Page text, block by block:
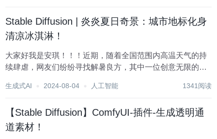
Stable Diffusion | 炎炎夏日奇景：城市地标化身
清凉冰淇淋！
大家好我是安琪！！！近期，随着全国范围内高温天气的持
续肆虐，网友们纷纷寻找解暑良方，其中一位创意无限的网
大众带来一场视觉上的“清凉盛宴”。 在某书平台上，博主@
生成式AI 2024-08-04 人工智能 1341阅读
【Stable Diffusion】ComfyUI-插件-生成透明通
道素材！